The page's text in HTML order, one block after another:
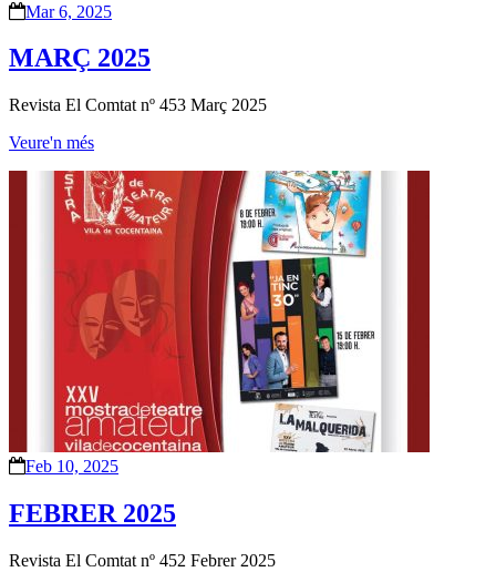
Mar 6, 2025
MARÇ 2025
Revista El Comtat nº 453 Març 2025
Veure'n més
Feb 10, 2025
FEBRER 2025
Revista El Comtat nº 452 Febrer 2025